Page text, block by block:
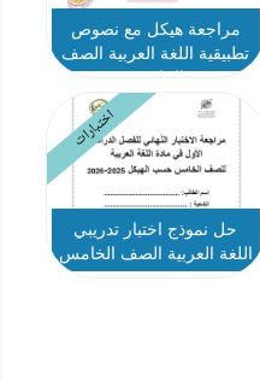
مراجعة هيكل مع نصوص
تطبيقية اللغة العربية الصف
اختبارات
حل نموذج اختبار تدريبي
اللغة العربية الصف الخامس